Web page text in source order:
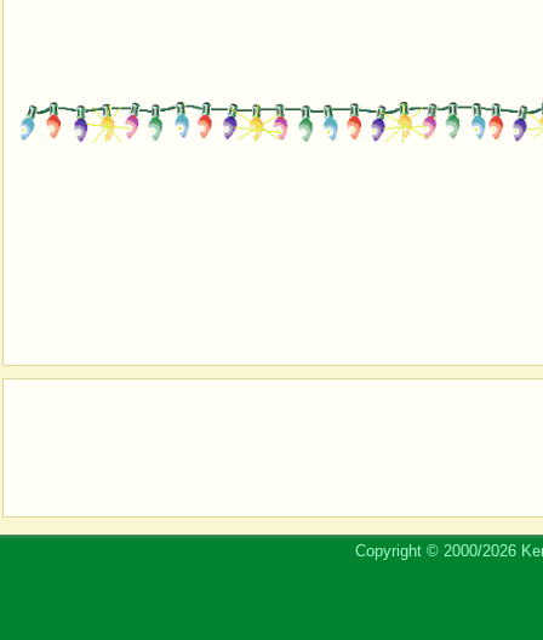
Copyright © 2000/2026